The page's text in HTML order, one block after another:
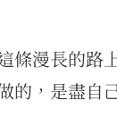
條漫長的路
的，是盡自